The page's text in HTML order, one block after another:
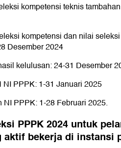
kompetensi teknis
kompetensi dan nilai
Desember 2024
kelulusan: 24-31 Desember
PPPK: 1-31 Januari 2025
NI PPPK: 1-28 Februari 2025.
PPPK 2024 untuk
aktif bekerja di instansi